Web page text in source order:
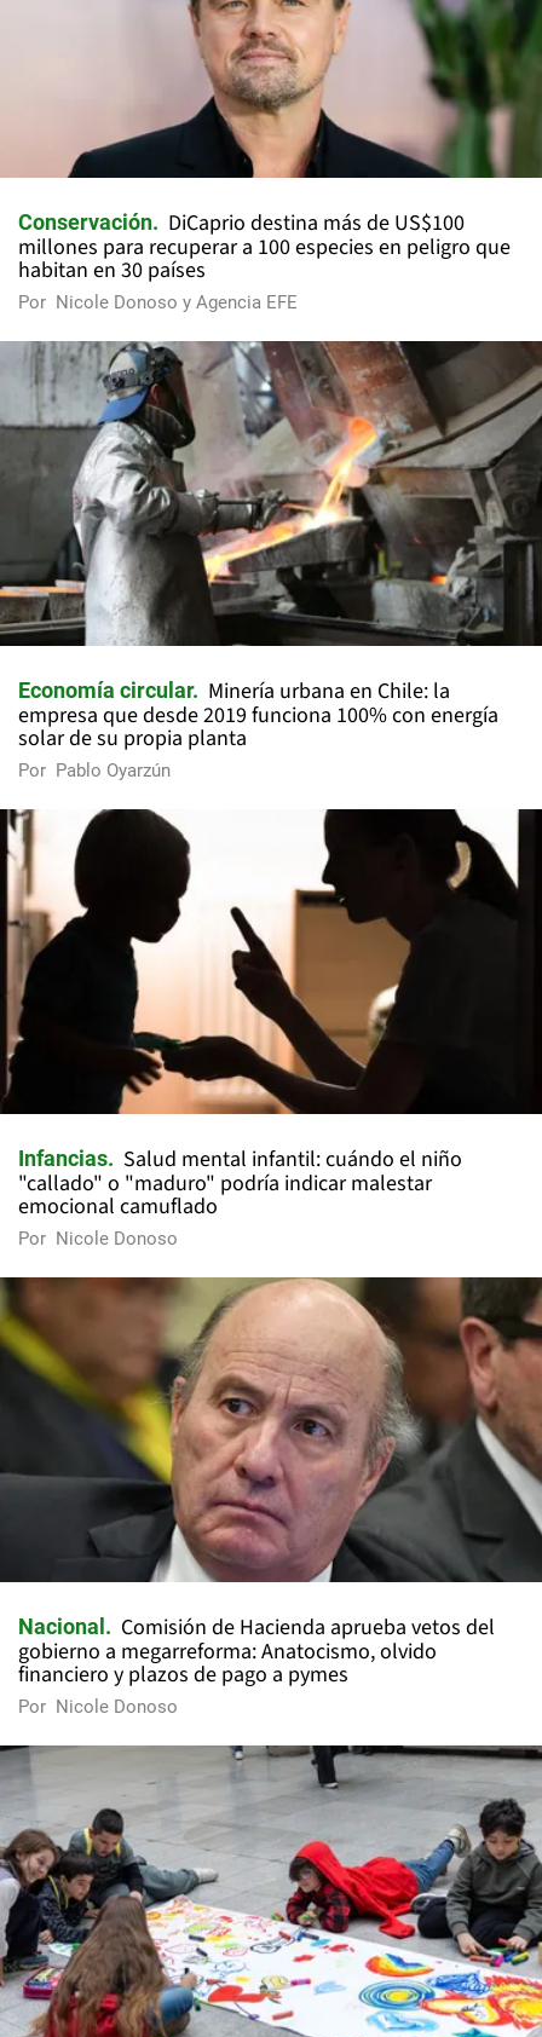
Conservación
DiCaprio destina más de US$100
millones para recuperar a 100 especies en peligro que
habitan en 30 países
Por Nicole Donoso y Agencia EFE
Economía circular
Minería urbana en Chile: la
empresa que desde 2019 funciona 100% con energía
solar de su propia planta
Por Pablo Oyarzún
Infancias
Salud mental infantil: cuándo el niño
"callado" o "maduro" podría indicar malestar
emocional camuflado
Por Nicole Donoso
Nacional
Comisión de Hacienda aprueba vetos del
gobierno a megarreforma: Anatocismo, olvido
financiero y plazos de pago a pymes
Por Nicole Donoso